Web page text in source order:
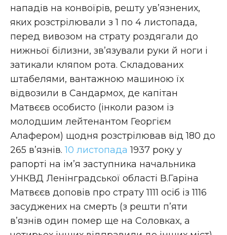
нападів на конвоїрів, решту ув’язнених,
яких розстрілювали з 1 по 4 листопада,
перед вивозом на страту роздягали до
нижньої білизни, зв’язували руки й ноги і
затикали кляпом рота. Складованих
штабелями, вантажною машиною їх
відвозили в Сандармох, де капітан
Матвєєв особисто (інколи разом із
молодшим лейтенантом Георгієм
Алафером) щодня розстрілював від 180 до
265 в’язнів.10 листопада 1937 року у
рапорті на ім’я заступника начальника
УНКВД Ленінградської області В.Гаріна
Матвєєв доповів про страту 1111 осіб із 1116
засуджених на смерть (з решти п’яти
в’язнів один помер ще на Соловках, а